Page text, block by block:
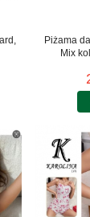
Piżama
Mix